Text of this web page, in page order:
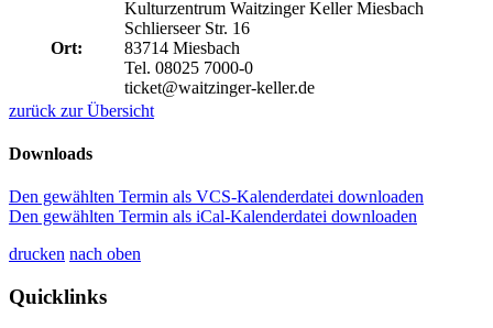
Ort:
Kulturzentrum Waitzinger Keller Miesbach
Schlierseer Str. 16
83714 Miesbach
Tel. 08025 7000-0
ticket@waitzinger-keller.de
zurück zur Übersicht
Downloads
Den gewählten Termin als VCS-Kalenderdatei downloaden
Den gewählten Termin als iCal-Kalenderdatei downloaden
drucken nach oben
Quicklinks